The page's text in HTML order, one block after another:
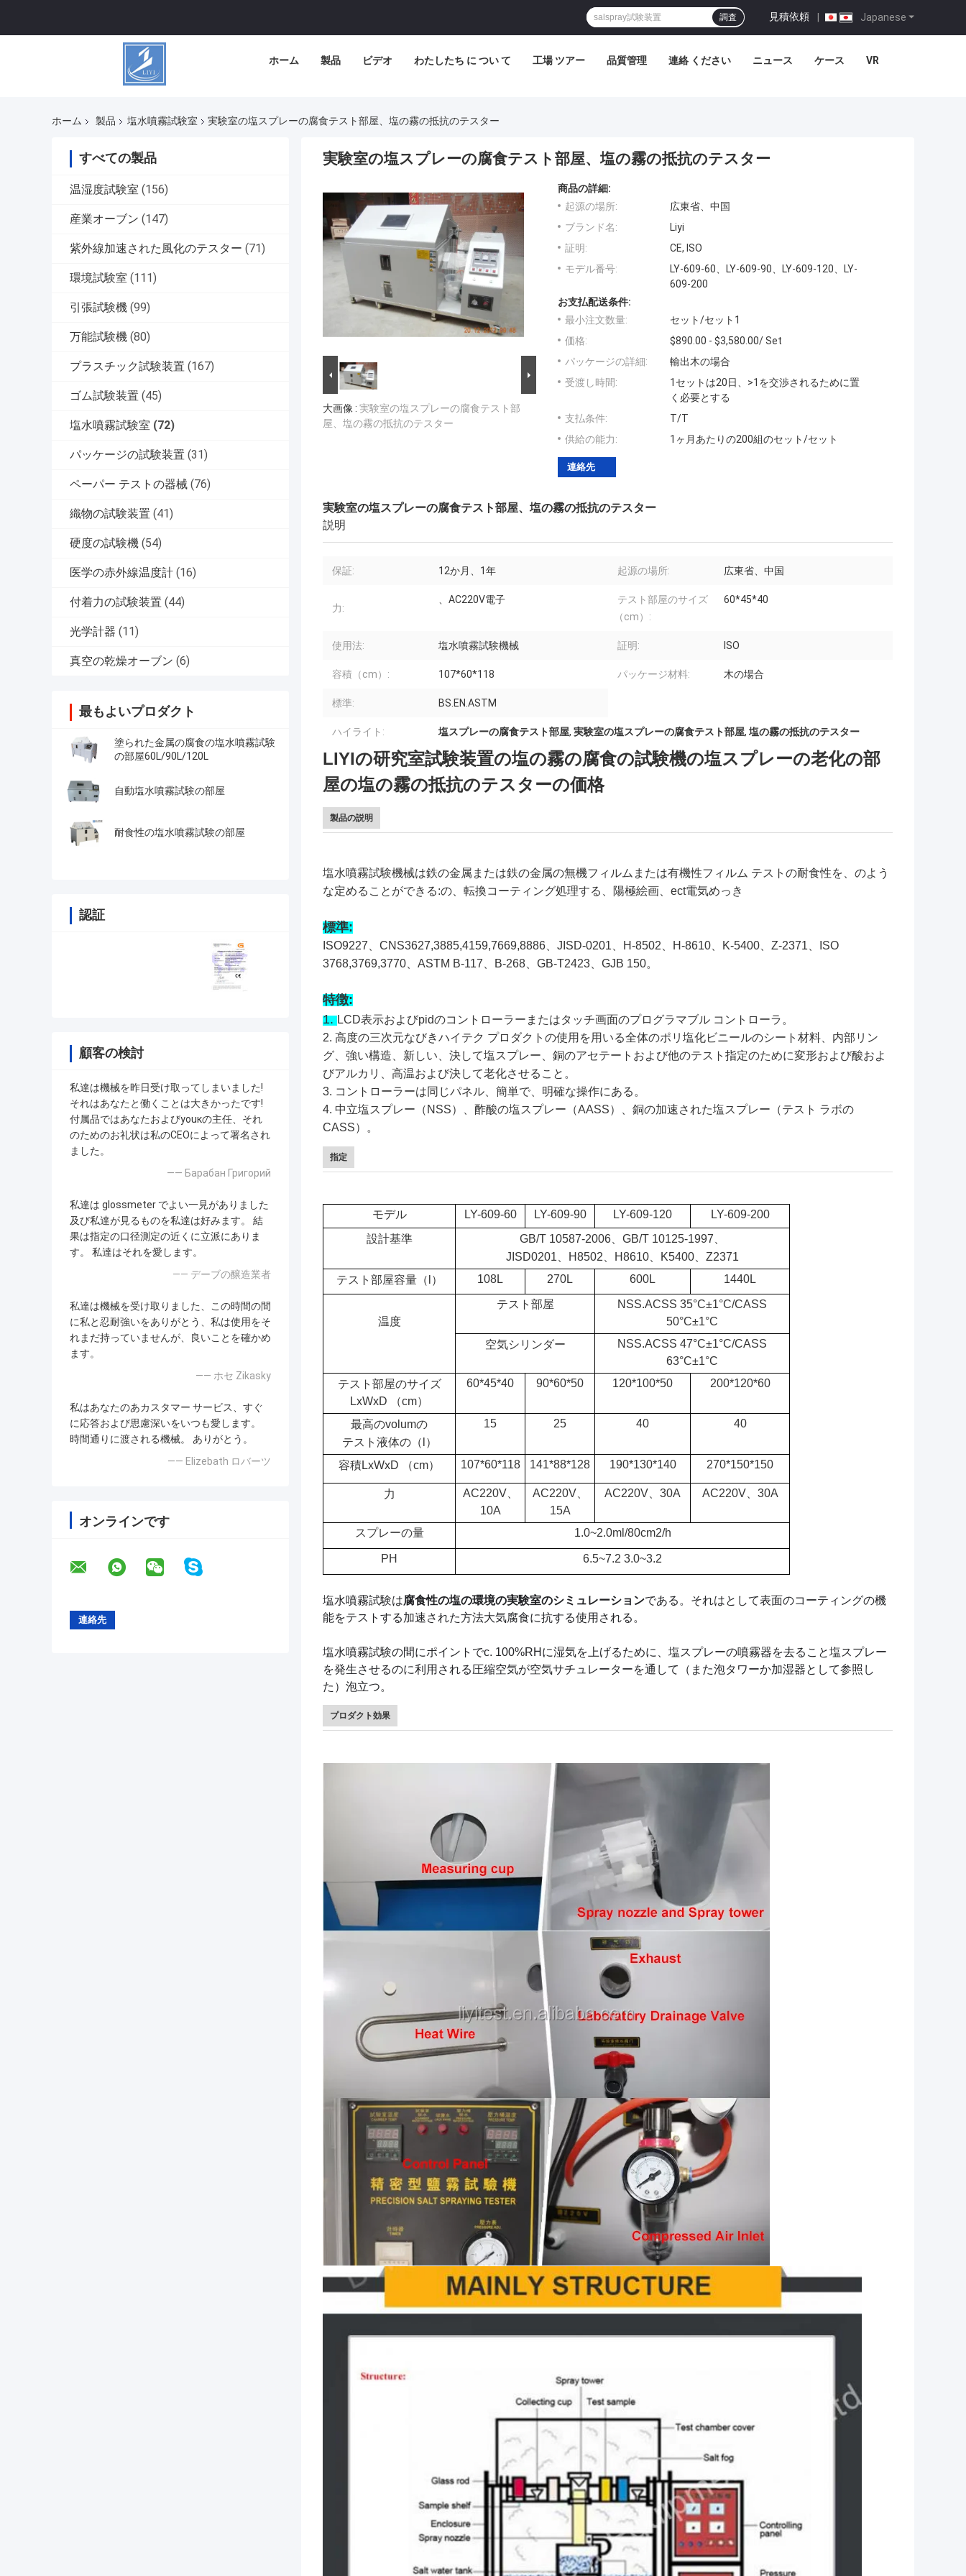
Japanese
見積依頼 |
調査
ホーム 製品 ビデオ わたしたち に つい て 工場 ツアー 品質管理 連絡 ください ニュース ケース VR
ホーム 製品 塩水噴霧試験室 実験室の塩スプレーの腐食テスト部屋、塩の霧の抵抗のテスター
すべての製品
温湿度試験室 (156)
産業オーブン (147)
紫外線加速された風化のテスター (71)
環境試験室 (111)
引張試験機 (99)
万能試験機 (80)
プラスチック試験装置 (167)
ゴム試験装置 (45)
塩水噴霧試験室 (72)
パッケージの試験装置 (31)
ペーパー テストの器械 (76)
織物の試験装置 (41)
硬度の試験機 (54)
医学の赤外線温度計 (16)
付着力の試験装置 (44)
光学計器 (11)
真空の乾燥オーブン (6)
最もよいプロダクト
塗られた金属の腐食の塩水噴霧試験
の部屋60L/90L/120L
自動塩水噴霧試験の部屋
耐食性の塩水噴霧試験の部屋
認証
顧客の検討
私達は機械を昨日受け取ってしまいました!
それはあなたと働くことは大きかったです!
付属品ではあなたおよびyouкの主任、それ
のためのお礼状は私のCEOによって署名され
ました。
—— Барабан Григорий
私達は glossmeter でよい一見がありました
及び私達が見るものを私達は好みます。 結
果は指定の口径測定の近くに立派にありま
す。 私達はそれを愛します。
—— デーブの醸造業者
私達は機械を受け取りました、この時間の間
に私と忍耐強いをありがとう、私は使用をそ
れまだ持っていませんが、良いことを確かめ
ます。
—— ホセ Zikasky
私はあなたのあカスタマー サービス、すぐ
に応答および思慮深いをいつも愛します。
時間通りに渡される機械。 ありがとう。
—— Elizebath ロバーツ
オンラインです
実験室の塩スプレーの腐食テスト部屋、塩の霧の抵抗のテスター
大画像 : 実験室の塩スプレーの腐食テスト部
屋、塩の霧の抵抗のテスター
商品の詳細:
起源の場所:
広東省、中国
ブランド名:
Liyi
証明:
CE, ISO
モデル番号:
LY-609-60、LY-609-90、LY-609-120、LY-
609-200
お支払配送条件:
最小注文数量:
セット/セット1
価格:
$890.00 - $3,580.00/ Set
パッケージの詳細:
輸出木の場合
受渡し時間:
1セットは20日、>1を交渉されるために置
く必要とする
支払条件:
T/T
供給の能力:
1ヶ月あたりの200組のセット/セット
連絡先
実験室の塩スプレーの腐食テスト部屋、塩の霧の抵抗のテスター
説明
保証: 12か月、1年 起源の場所: 広東省、中国
力:
、AC220V電子
テスト部屋のサイズ
（cm）:
60*45*40
使用法: 塩水噴霧試験機械 証明: ISO
容積（cm）: 107*60*118 パッケージ材料: 木の場合
標準: BS.EN.ASTM
ハイライト: 塩スプレーの腐食テスト部屋, 実験室の塩スプレーの腐食テスト部屋, 塩の霧の抵抗のテスター
LIYIの研究室試験装置の塩の霧の腐食の試験機の塩スプレーの老化の部
屋の塩の霧の抵抗のテスターの価格
製品の説明
塩水噴霧試験機械は鉄の金属または鉄の金属の無機フィルムまたは有機性フィルム テストの耐食性を、のよう
な定めることができる:の、転換コーティング処理する、陽極絵画、ect電気めっき
標準:
ISO9227、CNS3627,3885,4159,7669,8886、JISD-0201、H-8502、H-8610、K-5400、Z-2371、ISO
3768,3769,3770、ASTM B-117、B-268、GB-T2423、GJB 150。
特徴:
1.LCD表示およびpidのコントローラーまたはタッチ画面のプログラマブル コントローラ。
2. 高度の三次元なびきハイテク プロダクトの使用を用いる全体のポリ塩化ビニールのシート材料、内部リン
グ、強い構造、新しい、決して塩スプレー、銅のアセテートおよび他のテスト指定のために変形および酸およ
びアルカリ、高温および決して老化させること。
3. コントローラーは同じパネル、簡単で、明確な操作にある。
4. 中立塩スプレー（NSS）、酢酸の塩スプレー（AASS）、銅の加速された塩スプレー（テスト ラボの
CASS）。
指定
モデル LY-609-60 LY-609-90 LY-609-120
LY-609-200
設計基準
GB/T 10587-2006、GB/T 10125-1997、
JISD0201、H8502、H8610、K5400、Z2371
テスト部屋容量（l）
108L 270L 600L 1440L
温度
テスト部屋
NSS.ACSS 35°C±1°C/CASS
50°C±1°C
空気シリンダー
NSS.ACSS 47°C±1°C/CASS
63°C±1°C
テスト部屋のサイズ
LxWxD （cm）
60*45*40 90*60*50 120*100*50 200*120*60
最高のvolumの
テスト液体の（l）
15 25 40 40
容積LxWxD （cm） 107*60*118 141*88*128 190*130*140 270*150*150
力
AC220V、
10A
AC220V、
15A
AC220V、30A AC220V、30A
スプレーの量 1.0~2.0ml/80cm2/h
PH 6.5~7.2 3.0~3.2
塩水噴霧試験は腐食性の塩の環境の実験室のシミュレーションである。それはとして表面のコーティングの機
能をテストする加速された方法大気腐食に抗する使用される。
塩水噴霧試験の間にポイントでc. 100%RHに湿気を上げるために、塩スプレーの噴霧器を去ること塩スプレー
を発生させるのに利用される圧縮空気が空気サチュレーターを通して（また泡タワーか加湿器として参照し
た）泡立つ。
プロダクト効果